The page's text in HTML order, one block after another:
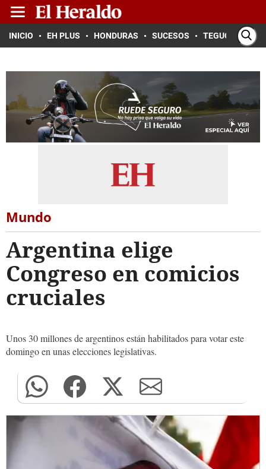
INICIO EH PLUS HONDURAS SUCESOS TEGUCIGALPA
Mundo
Argentina elige
Congreso en comicios
cruciales
Unos 30 millones de argentinos están habilitados para votar este
domingo en unas elecciones legislativas.